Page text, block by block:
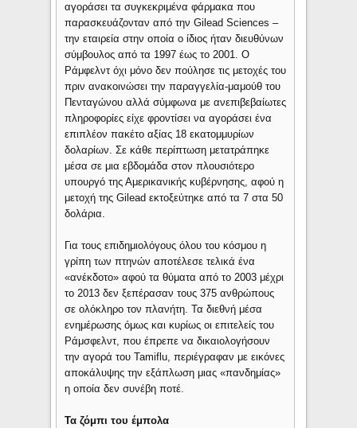
αγοράσει τα συγκεκριμένα φάρμακα που
παρασκευάζονταν από την Gilead Sciences –
την εταιρεία στην οποία ο ίδιος ήταν διευθύνων
σύμβουλος από τα 1997 έως το 2001. Ο
Ράμφελντ όχι μόνο δεν πούλησε τις μετοχές του
πριν ανακοινώσει την παραγγελία-μαμούθ του
Πενταγώνου αλλά σύμφωνα με ανεπιβεβαίωτες
πληροφορίες είχε φροντίσει να αγοράσει ένα
επιπλέον πακέτο αξίας 18 εκατομμυρίων
δολαρίων. Σε κάθε περίπτωση μετατράπηκε
μέσα σε μια εβδομάδα στον πλουσιότερο
υπουργό της Αμερικανικής κυβέρνησης, αφού η
μετοχή της Gilead εκτοξεύτηκε από τα 7 στα 50
δολάρια.
Για τους επιδημιολόγους όλου του κόσμου η
γρίπη των πτηνών αποτέλεσε τελικά ένα
«ανέκδοτο» αφού τα θύματα από το 2003 μέχρι
το 2013 δεν ξεπέρασαν τους 375 ανθρώπους
σε ολόκληρο τον πλανήτη. Τα διεθνή μέσα
ενημέρωσης όμως και κυρίως οι επιτελείς του
Ράμσφελντ, που έπρεπε να δικαιολογήσουν
την αγορά του Tamiflu, περιέγραφαν με εικόνες
αποκάλυψης την εξάπλωση μιας «πανδημίας»
η οποία δεν συνέβη ποτέ.
Τα ζόμπι του έμπολα